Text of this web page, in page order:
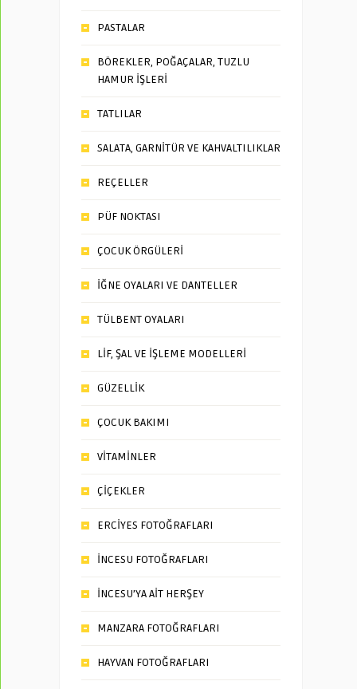
PASTALAR
BÖREKLER, POĞAÇALAR, TUZLU
HAMUR İŞLERİ
TATLILAR
SALATA, GARNİTÜR VE KAHVALTILIKLAR
REÇELLER
PÜF NOKTASI
ÇOCUK ÖRGÜLERİ
İĞNE OYALARI VE DANTELLER
TÜLBENT OYALARI
LİF, ŞAL VE İŞLEME MODELLERİ
GÜZELLİK
ÇOCUK BAKIMI
VİTAMİNLER
ÇİÇEKLER
ERCİYES FOTOĞRAFLARI
İNCESU FOTOĞRAFLARI
İNCESU’YA AİT HERŞEY
MANZARA FOTOĞRAFLARI
HAYVAN FOTOĞRAFLARI